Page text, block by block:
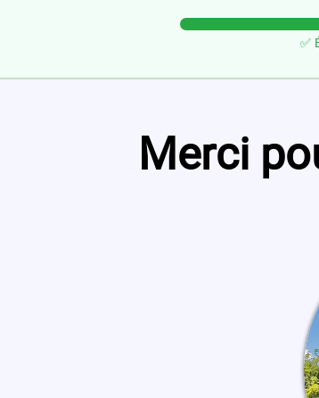
✅
Merci